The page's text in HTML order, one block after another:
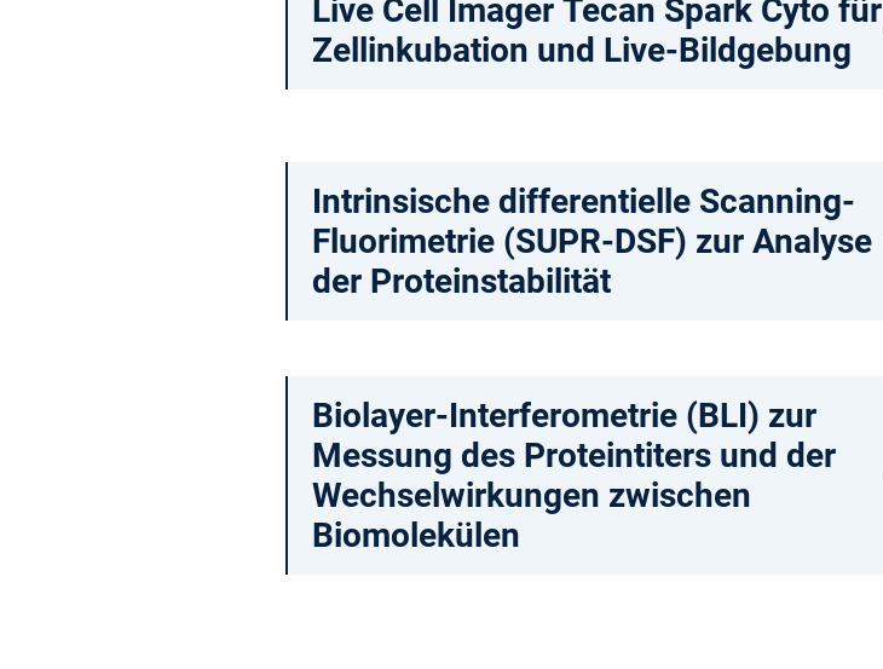
Live Cell Imager Tecan Spark Cyto für
Zellinkubation und Live-Bildgebung
Intrinsische differentielle Scanning-
Fluorimetrie (SUPR-DSF) zur Analyse
der Proteinstabilität
Biolayer-Interferometrie (BLI) zur
Messung des Proteintiters und der
Wechselwirkungen zwischen
Biomolekülen